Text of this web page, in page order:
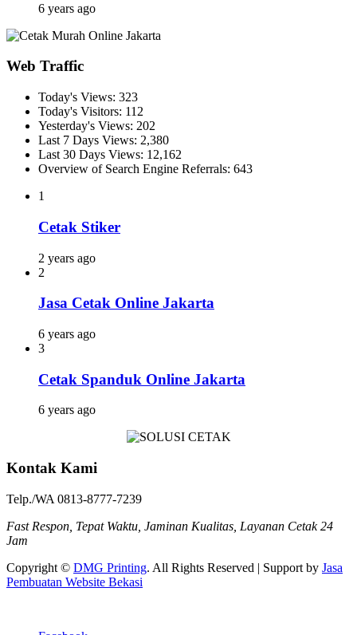
6 years ago
Web Traffic
Today's Views: 323
Today's Visitors: 112
Yesterday's Views: 202
Last 7 Days Views: 2,380
Last 30 Days Views: 12,162
Overview of Search Engine Referrals: 643
1
Cetak Stiker
2 years ago
2
Jasa Cetak Online Jakarta
6 years ago
3
Cetak Spanduk Online Jakarta
6 years ago
Kontak Kami
Telp./WA 0813-8777-7239
Fast Respon, Tepat Waktu, Jaminan Kualitas, Layanan Cetak 24
Jam
Copyright © DMG Printing. All Rights Reserved | Support by Jasa
Pembuatan Website Bekasi